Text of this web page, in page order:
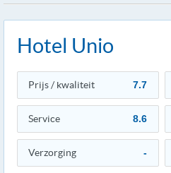
Hotel Unio
Prijs / kwaliteit 7.7
Service 8.6
Verzorging -